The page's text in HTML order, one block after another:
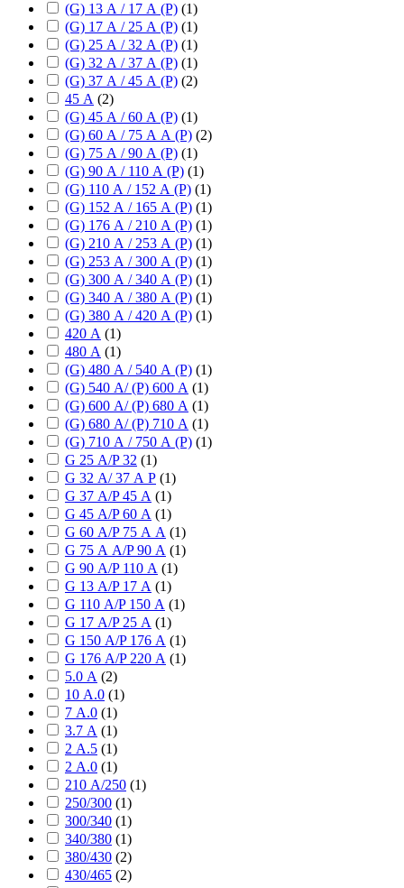
(G) 13 А / 17 А (P) (1)
(G) 17 А / 25 А (P) (1)
(G) 25 А / 32 А (P) (1)
(G) 32 А / 37 А (P) (1)
(G) 37 А / 45 А (P) (2)
45 А (2)
(G) 45 А / 60 А (P) (1)
(G) 60 А / 75 А А (P) (2)
(G) 75 А / 90 А (P) (1)
(G) 90 А / 110 А (P) (1)
(G) 110 А / 152 А (P) (1)
(G) 152 А / 165 А (P) (1)
(G) 176 А / 210 А (P) (1)
(G) 210 А / 253 А (P) (1)
(G) 253 А / 300 А (P) (1)
(G) 300 А / 340 А (P) (1)
(G) 340 А / 380 А (P) (1)
(G) 380 А / 420 А (P) (1)
420 А (1)
480 А (1)
(G) 480 А / 540 А (P) (1)
(G) 540 А/ (P) 600 А (1)
(G) 600 А/ (P) 680 А (1)
(G) 680 А/ (P) 710 А (1)
(G) 710 А / 750 А (P) (1)
G 25 А/P 32 (1)
G 32 А/ 37 А P (1)
G 37 А/P 45 А (1)
G 45 А/P 60 А (1)
G 60 А/P 75 А А (1)
G 75 А А/P 90 А (1)
G 90 А/P 110 А (1)
G 13 А/P 17 А (1)
G 110 А/P 150 А (1)
G 17 А/P 25 А (1)
G 150 А/P 176 А (1)
G 176 А/P 220 А (1)
5.0 А (2)
10 А.0 (1)
7 А.0 (1)
3.7 А (1)
2 А.5 (1)
2 А.0 (1)
210 А/250 (1)
250/300 (1)
300/340 (1)
340/380 (1)
380/430 (2)
430/465 (2)